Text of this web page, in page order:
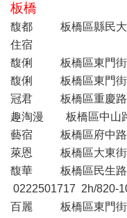
板橋
馥都 板橋區縣民
住宿
馥俐
板橋區東門街
馥俐
板橋區東門街
冠君
板橋區重慶路
趣淘漫
板橋區中山
藝宿
板橋區府中路
萊恩
板橋區大東街
馥華
板橋區民生
0222501717 2h/820-
百麗
板橋區東門街